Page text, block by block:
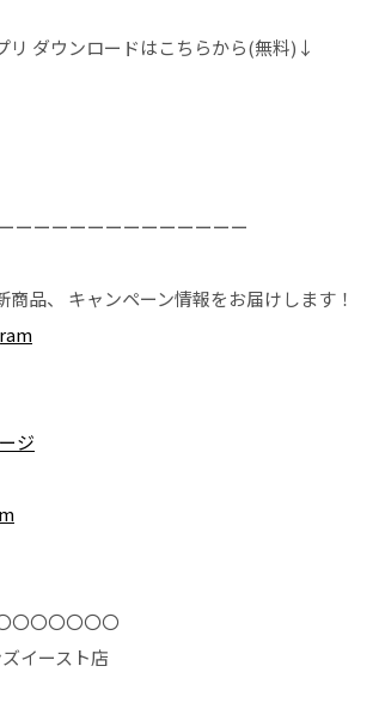
リ ダウンロードはこちらから(無料)↓
ーーーーーーーーーーーーー
品、 キャンペーン情報をお届けします！
ジ
〇〇〇〇〇〇
イースト店